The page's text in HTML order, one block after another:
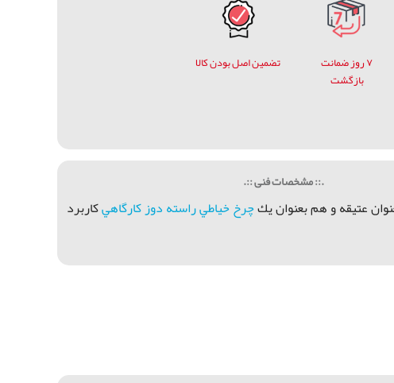
۷ روز ضمانت
بازگشت
تضمین اصل بودن کالا
.:: مشخصات فنی ::.
عتيقه و هم بعنوان يكچرخ خياطي راسته دوز كارگاهيكاربرد